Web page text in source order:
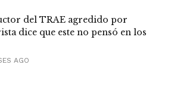
del TRAE agredido por
dice que este no pensó en los
AGO